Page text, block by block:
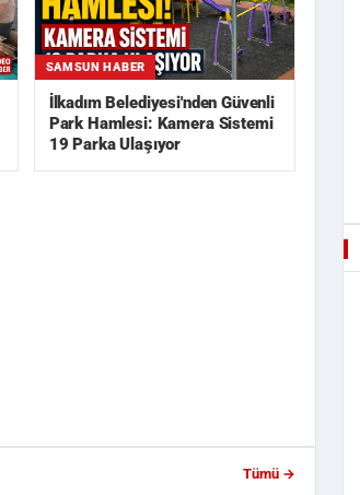
SAMSUN HABER
İlkadım Belediyesi'nden Güvenli
Park Hamlesi: Kamera Sistemi
19 Parka Ulaşıyor
Tümü →